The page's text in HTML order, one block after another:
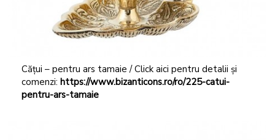
Cățui – pentru ars tamaie / Click aici pentru detalii și
comenzi: https://www.bizanticons.ro/ro/225-catui-
pentru-ars-tamaie